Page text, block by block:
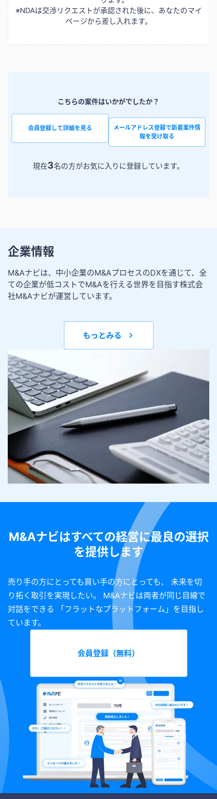
※NDAは交渉リクエストが承認された後に、あなたのマイ
ページから差し入れます。
こちらの案件はいかがでしたか？
会員登録して詳細を見る
メールアドレス登録で新着案件情
報を受け取る
現在3名の方がお気に入りに登録しています。
企業情報
M&Aナビは、中小企業のM&AプロセスのDXを通じて、全
ての企業が低コストでM&Aを行える世界を目指す株式会
社M&Aナビが運営しています。
もっとみる
M&Aナビはすべての経営に最良の選択
を提供します
売り手の方にとっても買い手の方にとっても、 未来を切
り拓く取引を実現したい。 M&Aナビは両者が同じ目線で
対話をできる 「フラットなプラットフォーム」を目指し
ています。
会員登録（無料）